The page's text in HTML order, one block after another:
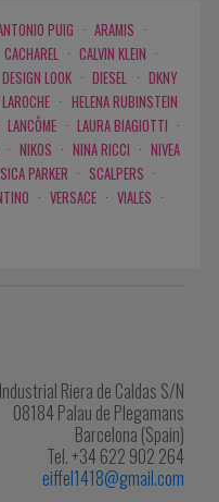
PUIG · ARAMIS ·
CACHAREL · CALVIN KLEIN ·
DESIGN LOOK · DIESEL · DKNY
· HELENA RUBINSTEIN
LANCÔME · LAURA BIAGIOTTI ·
· NIKOS · NINA RICCI · NIVEA
PARKER · SCALPERS ·
· VERSACE · VIALES ·
Riera de Caldas S/N
08184 Palau de Plegamans
Barcelona (Spain)
Tel. +34 622 902 264
eiffel1418@gmail.com